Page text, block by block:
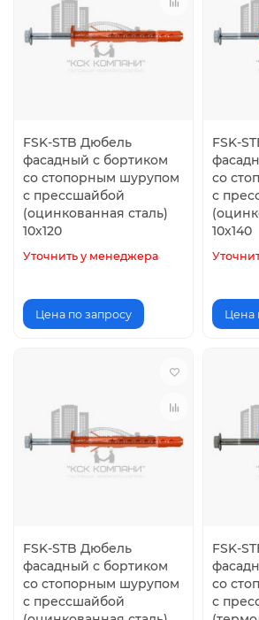
FSK-STB Дюбель
фасадный с бортиком
со стопорным шурупом
с прессшайбой
(оцинкованная сталь)
10х120
Уточнить у менеджера
Цена по запросу
FSK-
со
с
10х140
Цена
FSK-STB Дюбель
фасадный с бортиком
со стопорным шурупом
с прессшайбой
FSK-
со
с